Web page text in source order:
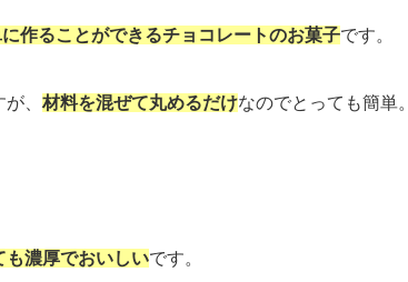
作ることができるチョコレートのお菓子です。
、 材料を混ぜて丸めるだけなのでとっても簡単。
も濃厚でおいしいです。